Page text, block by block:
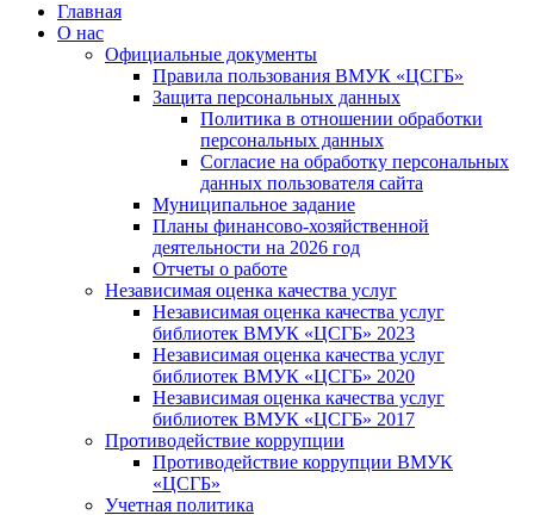
Главная
О нас
Официальные документы
Правила пользования ВМУК «ЦСГБ»
Защита персональных данных
Политика в отношении обработки
персональных данных
Согласие на обработку персональных
данных пользователя сайта
Муниципальное задание
Планы финансово-хозяйственной
деятельности на 2026 год
Отчеты о работе
Независимая оценка качества услуг
Независимая оценка качества услуг
библиотек ВМУК «ЦСГБ» 2023
Независимая оценка качества услуг
библиотек ВМУК «ЦСГБ» 2020
Независимая оценка качества услуг
библиотек ВМУК «ЦСГБ» 2017
Противодействие коррупции
Противодействие коррупции ВМУК
«ЦСГБ»
Учетная политика